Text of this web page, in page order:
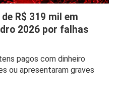
R$ 319 mil em
2026 por falhas
pagos com dinheiro
ou apresentaram graves